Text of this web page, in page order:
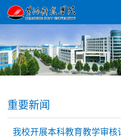
重要新闻
我校开展本科教育教学审